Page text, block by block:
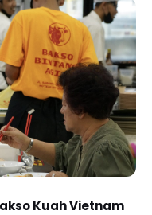
Kuah Vietnam